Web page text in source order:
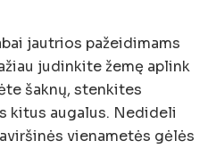
jautrios pažeidimams
judinkite žemę aplink
šaknų, stenkites
kitus augalus. Nedideli
vienametės gėlės